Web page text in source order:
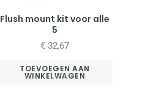
Flush mount kit voor alle
5
€ 32,67
TOEVOEGEN AAN
WINKELWAGEN